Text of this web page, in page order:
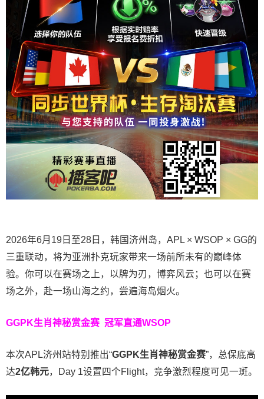
2026年6月19日至28日，韩国济州岛，APL × WSOP × GG的
三重联动，将为亚洲扑克玩家带来一场前所未有的巅峰体
验。 你可以在赛场之上，以牌为刃，博弈风云；也可以在赛
场之外，赴一场山海之约，尝遍海岛烟火。
GGPK生肖神秘赏金赛 冠军直通WSOP
本次APL济州站特别推出“GGPK生肖神秘赏金赛”，总保底高
达2亿韩元，Day 1设置四个Flight，竞争激烈程度可见一斑。